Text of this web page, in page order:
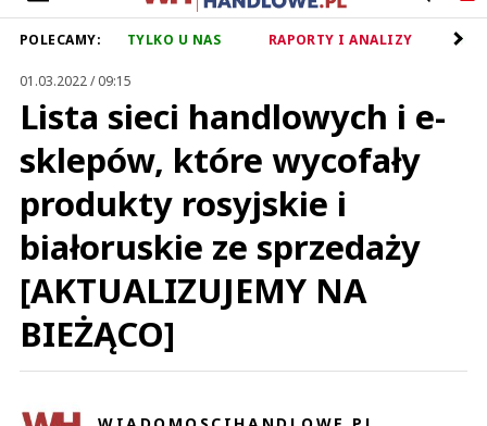
POLECAMY: TYLKO U NAS RAPORTY I ANALIZY
01.03.2022 / 09:15
Lista sieci handlowych i e-
sklepów, które wycofały
produkty rosyjskie i
białoruskie ze sprzedaży
[AKTUALIZUJEMY NA
BIEŻĄCO]